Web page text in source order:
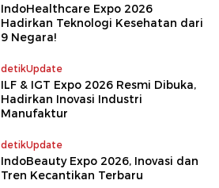
IndoHealthcare Expo 2026
Hadirkan Teknologi Kesehatan dari
9 Negara!
detikUpdate
ILF & IGT Expo 2026 Resmi Dibuka,
Hadirkan Inovasi Industri
Manufaktur
detikUpdate
IndoBeauty Expo 2026, Inovasi dan
Tren Kecantikan Terbaru